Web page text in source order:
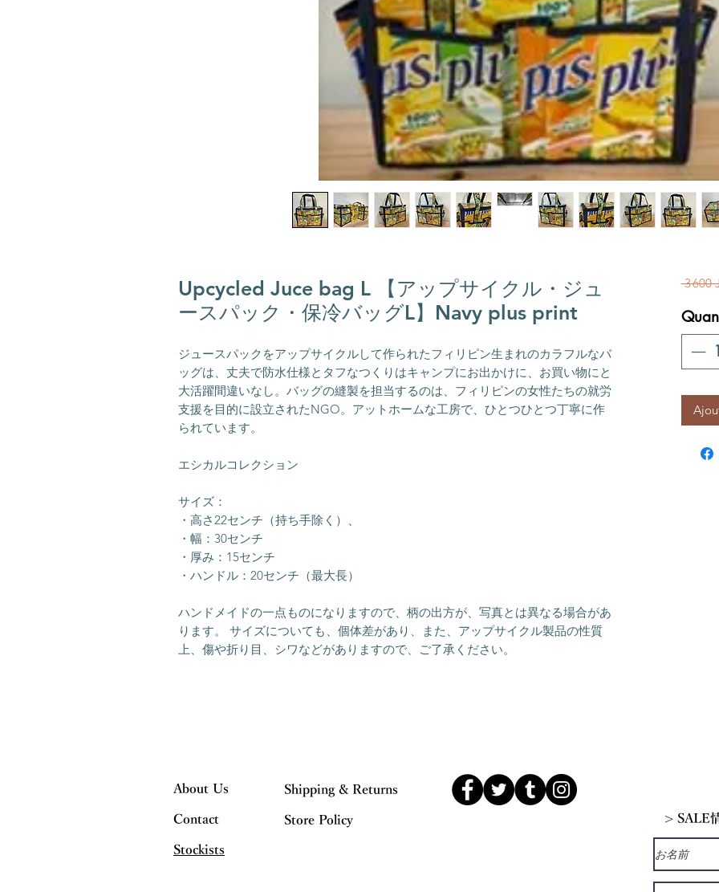
Upcycled Juce bag L 【アップサイクル・ジュ
ースパック・保冷バッグL】Navy plus print
ジュースパックをアップサイクルして作られたフィリピン生まれのカラフルなバ
ッグは、丈夫で防水仕様とタフなつくりはキャンプにお出かけに、お買い物にと
大活躍間違いなし。バッグの縫製を担当するのは、フィリピンの女性たちの就労
支援を目的に設立されたNGO。アットホームな工房で、ひとつひとつ丁寧に作
られています。
エシカルコレクション
サイズ：
・高さ22センチ（持ち手除く）、
・幅：30センチ
・厚み：15センチ
・ハンドル：20センチ（最大長）
ハンドメイドの一点ものになりますので、柄の出方が、写真とは異なる場合があ
ります。 サイズについても、個体差があり、また、アップサイクル製品の性質
上、傷や折り目、シワなどがありますので、ご了承ください。
3 600
About Us
Contact
Stockists
Shipping & Returns
Store Policy > SALE